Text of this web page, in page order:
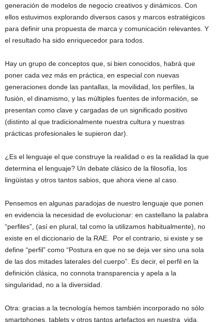
generación de modelos de negocio creativos y dinámicos. Con
ellos estuvimos explorando diversos casos y marcos estratégicos
para definir una propuesta de marca y comunicación relevantes. Y
el resultado ha sido enriquecedor para todos.
Hay un grupo de conceptos que, si bien conocidos, habrá que
poner cada vez más en práctica, en especial con nuevas
generaciones donde las pantallas, la movilidad, los perfiles, la
fusión, el dinamismo, y las múltiples fuentes de información, se
presentan como clave y cargadas de un significado positivo
(distinto al que tradicionalmente nuestra cultura y nuestras
prácticas profesionales le supieron dar).
¿Es el lenguaje el que construye la realidad o es la realidad la que
determina el lenguaje? Un debate clásico de la filosofía, los
lingüistas y otros tantos sabios, que ahora viene al caso.
Pensemos en algunas paradojas de nuestro lenguaje que ponen
en evidencia la necesidad de evolucionar: en castellano la palabra
“perfiles”, (así en plural, tal como la utilizamos habitualmente), no
existe en el diccionario de la RAE. Por el contrario, si existe y se
define “perfil” como “Postura en que no se deja ver sino una sola
de las dos mitades laterales del cuerpo”. Es decir, el perfil en la
definición clásica, no connota transparencia y apela a la
singularidad, no a la diversidad.
Otra: gracias a la tecnología hemos también incorporado no sólo
smartphones, tablets y otros tantos artefactos en nuestra vida.